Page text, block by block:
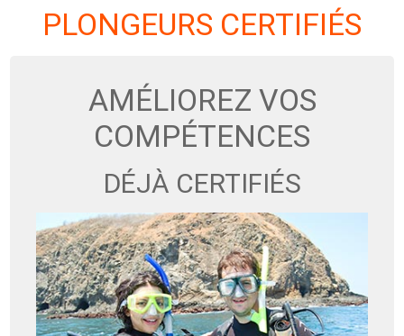
PLONGEURS CERTIFIÉS
AMÉLIOREZ VOS
COMPÉTENCES
DÉJÀ CERTIFIÉS